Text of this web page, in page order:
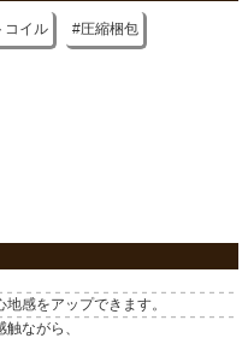
コイル 圧縮梱包
感をアップできます。
ながら、